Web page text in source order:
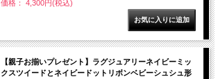
価格： 4,300円(税込)
【親子お揃いプレゼント】ラグジュアリーネイビーミッ
クスツイードとネイビードットリボンベビーシュシュ形